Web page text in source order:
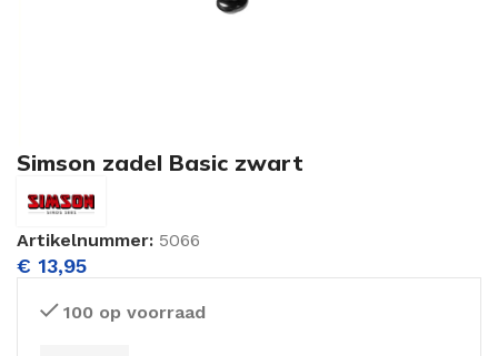
Simson zadel Basic zwart
Artikelnummer: 5066
€ 13,95
100 op voorraad